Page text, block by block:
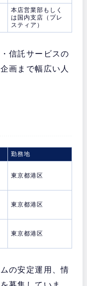
本店営業部もしく
は国内支店（プレ
スティア）
信託サービスの
画まで幅広い人
勤務地
東京都港区
東京都港区
東京都港区
の安定運用、情